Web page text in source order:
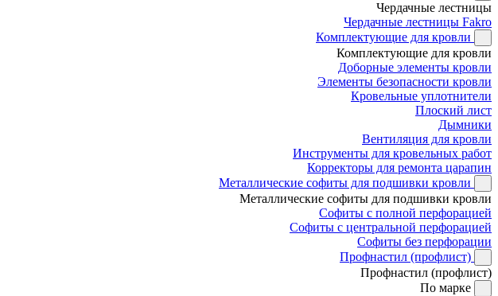
Чердачные лестницы
Чердачные лестницы Fakro
Комплектующие для кровли
Комплектующие для кровли
Доборные элементы кровли
Элементы безопасности кровли
Кровельные уплотнители
Плоский лист
Дымники
Вентиляция для кровли
Инструменты для кровельных работ
Корректоры для ремонта царапин
Металлические софиты для подшивки кровли
Металлические софиты для подшивки кровли
Софиты с полной перфорацией
Софиты с центральной перфорацией
Софиты без перфорации
Профнастил (профлист)
Профнастил (профлист)
По марке